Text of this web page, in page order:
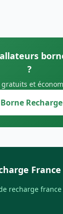
?
et
France
recharge france